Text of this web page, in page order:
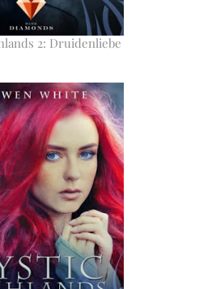
2: Druidenliebe